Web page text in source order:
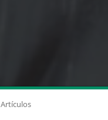
Artículos